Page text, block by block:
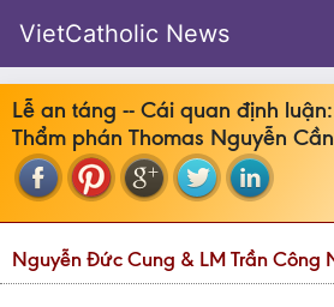
VietCatholic News
Lễ an táng -- Cái quan định
Thẩm phán Thomas Nguyễn Cần
Nguyễn Đức Cung & LM Trần Công